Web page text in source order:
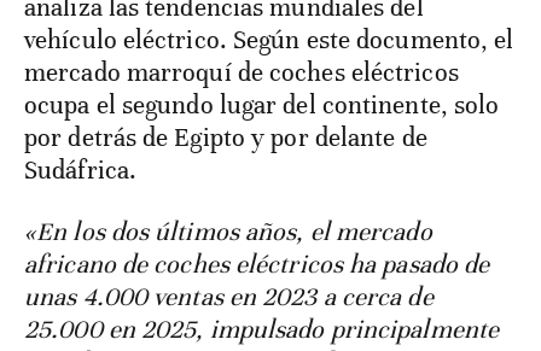
analiza las tendencias mundiales del
vehículo eléctrico. Según este documento, el
mercado marroquí de coches eléctricos
ocupa el segundo lugar del continente, solo
por detrás de Egipto y por delante de
Sudáfrica.
«En los dos últimos años, el mercado
africano de coches eléctricos ha pasado de
unas 4.000 ventas en 2023 a cerca de
25.000 en 2025, impulsado principalmente